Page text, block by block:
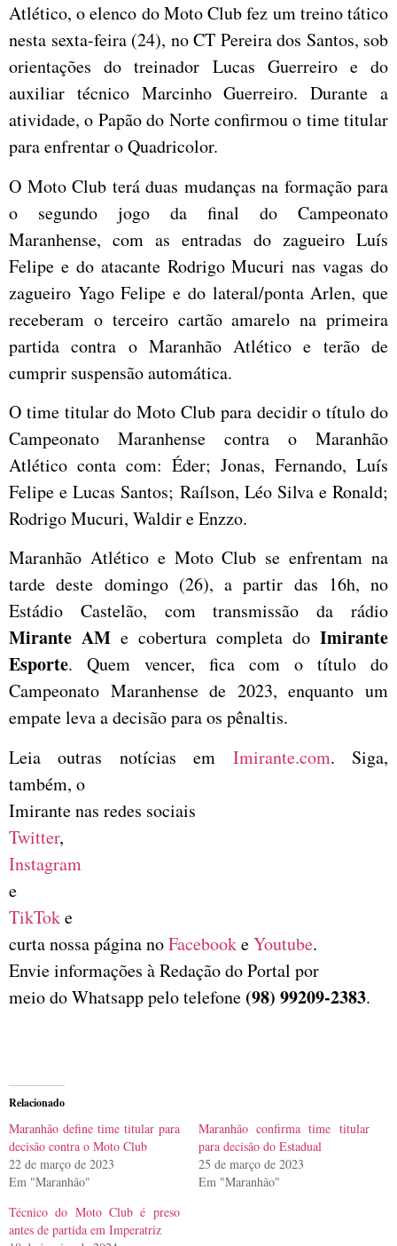
Atlético, o elenco do Moto Club fez um treino tático
nesta sexta-feira (24), no CT Pereira dos Santos, sob
orientações do treinador Lucas Guerreiro e do
auxiliar técnico Marcinho Guerreiro. Durante a
atividade, o Papão do Norte confirmou o time titular
para enfrentar o Quadricolor.
O Moto Club terá duas mudanças na formação para
o segundo jogo da final do Campeonato
Maranhense, com as entradas do zagueiro Luís
Felipe e do atacante Rodrigo Mucuri nas vagas do
zagueiro Yago Felipe e do lateral/ponta Arlen, que
receberam o terceiro cartão amarelo na primeira
partida contra o Maranhão Atlético e terão de
cumprir suspensão automática.
O time titular do Moto Club para decidir o título do
Campeonato Maranhense contra o Maranhão
Atlético conta com: Éder; Jonas, Fernando, Luís
Felipe e Lucas Santos; Raílson, Léo Silva e Ronald;
Rodrigo Mucuri, Waldir e Enzzo.
Maranhão Atlético e Moto Club se enfrentam na
tarde deste domingo (26), a partir das 16h, no
Estádio Castelão, com transmissão da rádio
Mirante AM e cobertura completa do Imirante
Esporte. Quem vencer, fica com o título do
Campeonato Maranhense de 2023, enquanto um
empate leva a decisão para os pênaltis.
Leia outras notícias em Imirante.com. Siga,
também, o
Imirante nas redes sociais
Twitter,
Instagram
e
TikToke
curta nossa página noFacebookeYoutube.
Envie informações à Redação do Portal por
meio do Whatsapp pelo telefone (98) 99209-2383.
Relacionado
Maranhão define time titular para
decisão contra o Moto Club
22 de março de 2023
Em "Maranhão"
Maranhão confirma time titular
para decisão do Estadual
25 de março de 2023
Em "Maranhão"
Técnico do Moto Club é preso
antes de partida em Imperatriz